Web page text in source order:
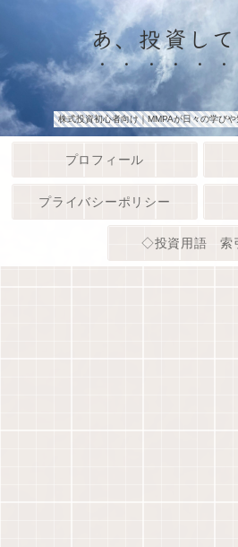
あ、投資し
株式投資初心者向け｜MMPAが日々の学び
プロフィール
プライバシーポリシー
◇投資用語 索